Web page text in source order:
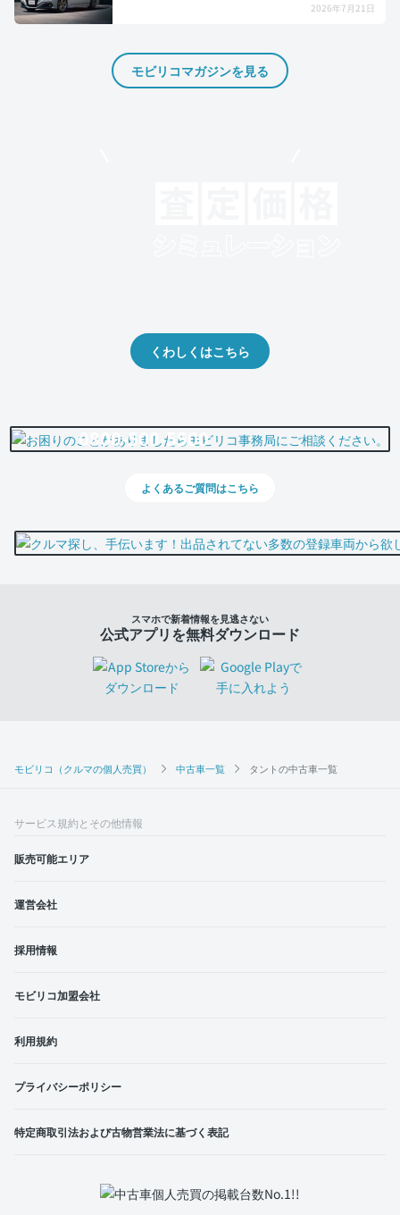
モビリコ（クルマの個人売買） 中古車一覧 タントの中古車一覧
2026年7月21日
モビリコマガジンを見る
くわしくはこちら
0800-500-5500
よくあるご質問はこちら
スマホで新着情報を見逃さない
公式アプリを無料ダウンロード
サービス規約とその他情報
販売可能エリア
運営会社
採用情報
モビリコ加盟会社
利用規約
プライバシーポリシー
特定商取引法および古物営業法に基づく表記